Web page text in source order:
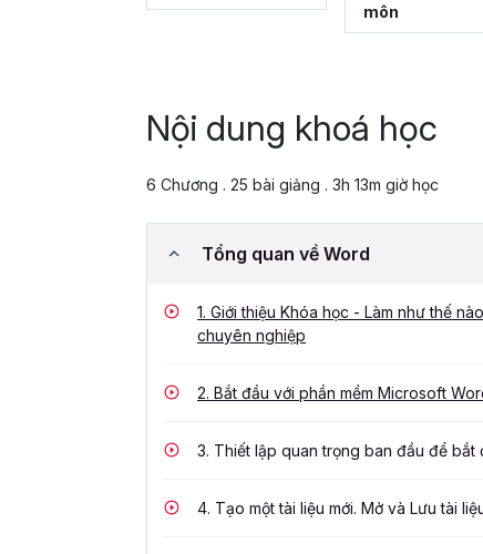
môn
Nội dung khoá học
6 Chương . 25 bài giảng . 3h 13m giờ học
Tổng quan về Word
1. Giới thiệu Khóa học - Làm như thế
chuyên nghiệp
2. Bắt đầu với phần mềm Microsoft
3. Thiết lập quan trọng ban đầu để bắt
4. Tạo một tài liệu mới. Mở và Lưu tài